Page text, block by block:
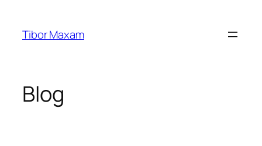
springen
Tibor Maxam
Blog